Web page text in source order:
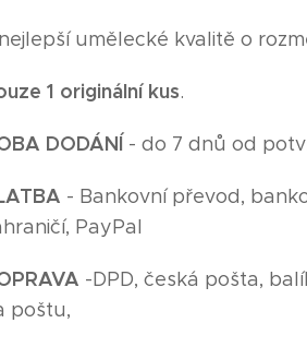
umělecké kvalitě o
1 originální kus.
DODÁNÍ - do 7 dnů od
- Bankovní převod,
PayPal
-DPD, česká pošta,
poštu,